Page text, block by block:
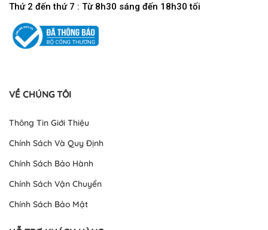
Thứ 2 đến thứ 7 : Từ 8h30 sáng đến 18h30 tối
VỀ CHÚNG TÔI
Thông Tin Giới Thiệu
Chính Sách Và Quy Định
Chính Sách Bảo Hành
Chính Sách Vận Chuyển
Chính Sách Bảo Mật